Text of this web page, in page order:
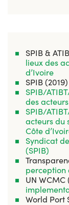
SPIB &
lieux des
d’Ivoire
SPIB (2019)
SPIB/
des
SPIB/
acteurs du
Côte
Syndicat
(SPIB)
perception
UN WCMC
World Port